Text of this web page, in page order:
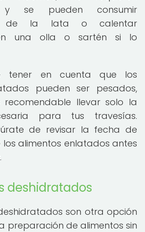
y se pueden consumir
de la lata o calentar
una olla o sartén si lo
tener en cuenta que los
pueden ser pesados,
llevar solo la
para tus travesías.
de revisar la fecha de
los alimentos enlatados antes
deshidratados
son otra opción
preparación de alimentos sin